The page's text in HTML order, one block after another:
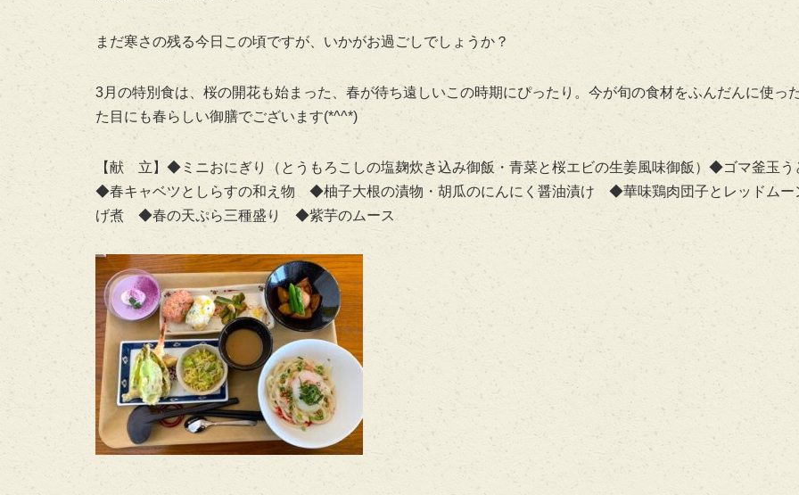
まだ寒さの残る今日この頃ですが、いかがお過ごしでしょうか？
3月の特別食は、桜の開花も始まった、春が待ち遠しいこの時期にぴったり。今が旬の食材をふんだんに使っ
た目にも春らしい御膳でございます(*^^*)
【献 立】◆ミニおにぎり（とうもろこしの塩麹炊き込み御飯・青菜と桜エビの生姜風味御飯）◆ゴマ釜玉
◆春キャベツとしらすの和え物 ◆柚子大根の漬物・胡瓜のにんにく醤油漬け ◆華味鶏肉団子とレッドムー
げ煮 ◆春の天ぷら三種盛り ◆紫芋のムース